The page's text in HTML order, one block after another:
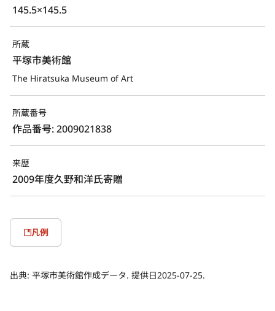
145.5×145.5
所蔵
平塚市美術館
The Hiratsuka Museum of Art
所蔵番号
作品番号: 2009021838
来歴
2009年度久野和洋氏寄贈
凡例
出典: 平塚市美術館作成データ. 提供日2025-07-25.